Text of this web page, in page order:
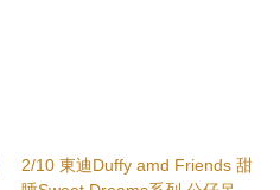
2/10 東迪Duffy amd Friends 甜